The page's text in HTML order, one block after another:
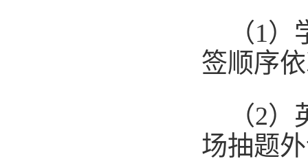
（1）
签顺序
（2）
场抽题